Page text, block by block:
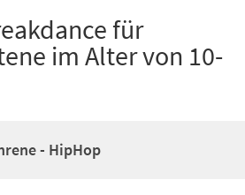
für
im Alter von 10-
- HipHop